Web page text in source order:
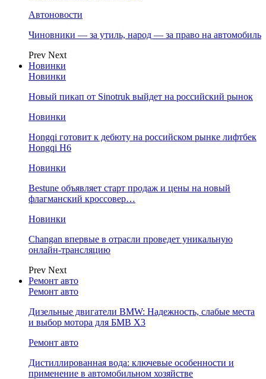
Автоновости
Чиновники — за утиль, народ — за право на автомобиль
Prev Next
Новинки
Новинки
Новый пикап от Sinotruk выйдет на российский рынок
Новинки
Hongqi готовит к дебюту на российском рынке лифтбек
Hongqi H6
Новинки
Bestune объявляет старт продаж и цены на новый
флагманский кроссовер…
Новинки
Changan впервые в отрасли проведет уникальную
онлайн-трансляцию
Prev Next
Ремонт авто
Ремонт авто
Дизельные двигатели BMW: Надежность, слабые места
и выбор мотора для БМВ Х3
Ремонт авто
Дистиллированная вода: ключевые особенности и
применение в автомобильном хозяйстве